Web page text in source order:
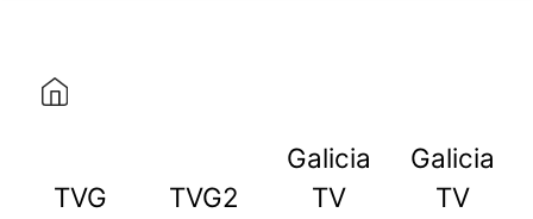
TVG TVG2
Galicia
TV
Galicia
TV